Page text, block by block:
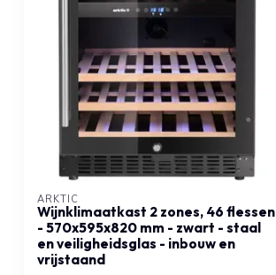
ARKTIC
Wijnklimaatkast 2 zones, 46 flessen
- 570x595x820 mm - zwart - staal
en veiligheidsglas - inbouw en
vrijstaand